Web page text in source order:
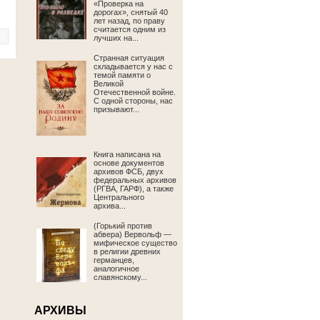
«Проверка на
дорогах», снятый 40
лет назад, по праву
считается одним из
лучших на...
Странная ситуация
складывается у нас с
темой памяти о
Великой
Отечественной войне.
С одной стороны, нас
призывают...
Книга написана на
основе документов
архивов ФСБ, двух
федеральных архивов
(РГВА, ГАРФ), а также
Центрального
архива...
(Горький против
абвера) Вервольф —
мифическое существо
в религии древних
германцев,
аналогичное
славянскому...
АРХИВЫ